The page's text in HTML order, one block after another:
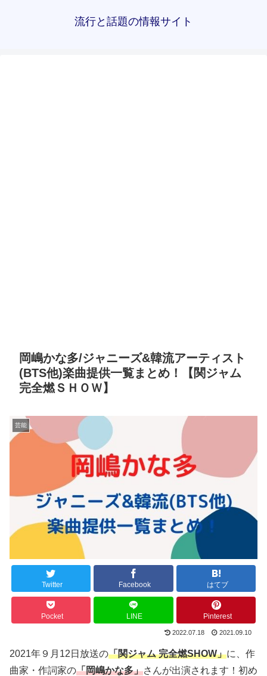
流行と話題の情報サイト
岡嶋かな多/ジャニーズ&韓流アーティスト
(BTS他)楽曲提供一覧まとめ！【関ジャム
完全燃ＳＨＯＷ】
芸能
Twitter Facebook はてブ
Pocket LINE Pinterest
2022.07.18 2021.09.10
2021年９月12日放送の「関ジャム 完全燃SHOW」に、作
曲家・作詞家の「岡嶋かな多」さんが出演されます！初め